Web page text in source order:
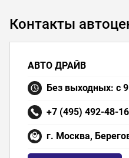
Контакты
АВТО ДРАЙВ
Без выходных: с
+7 (495) 492-48-16
г. Москва,